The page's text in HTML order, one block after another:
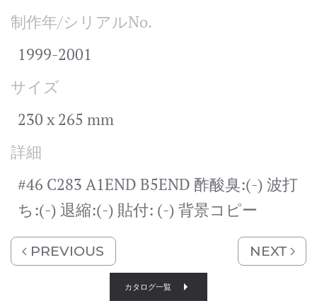
制作年/シリアルNo.
1999-2001
サイズ
230 x 265 mm
詳細
#46 C283 A1END B5END 酢酸臭:(-) 波打
ち:(-) 退縮:(-) 貼付: (-) 背景コピー
PREVIOUS NEXT
カタログ一覧